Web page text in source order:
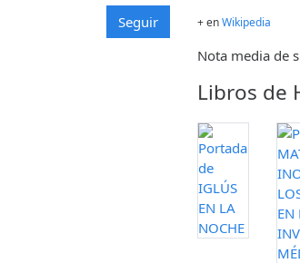
Seguir + enWikipedia
Nota media de
Libros de